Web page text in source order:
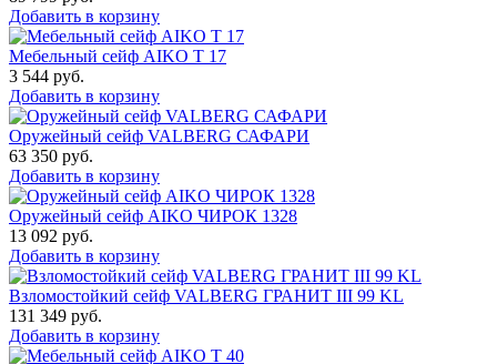
Добавить в корзину
Мебельный сейф AIKO Т 17
3 544 руб.
Добавить в корзину
Оружейный сейф VALBERG САФАРИ
63 350 руб.
Добавить в корзину
Оружейный сейф AIKO ЧИРОК 1328
13 092 руб.
Добавить в корзину
Взломостойкий сейф VALBERG ГРАНИТ III 99 KL
131 349 руб.
Добавить в корзину